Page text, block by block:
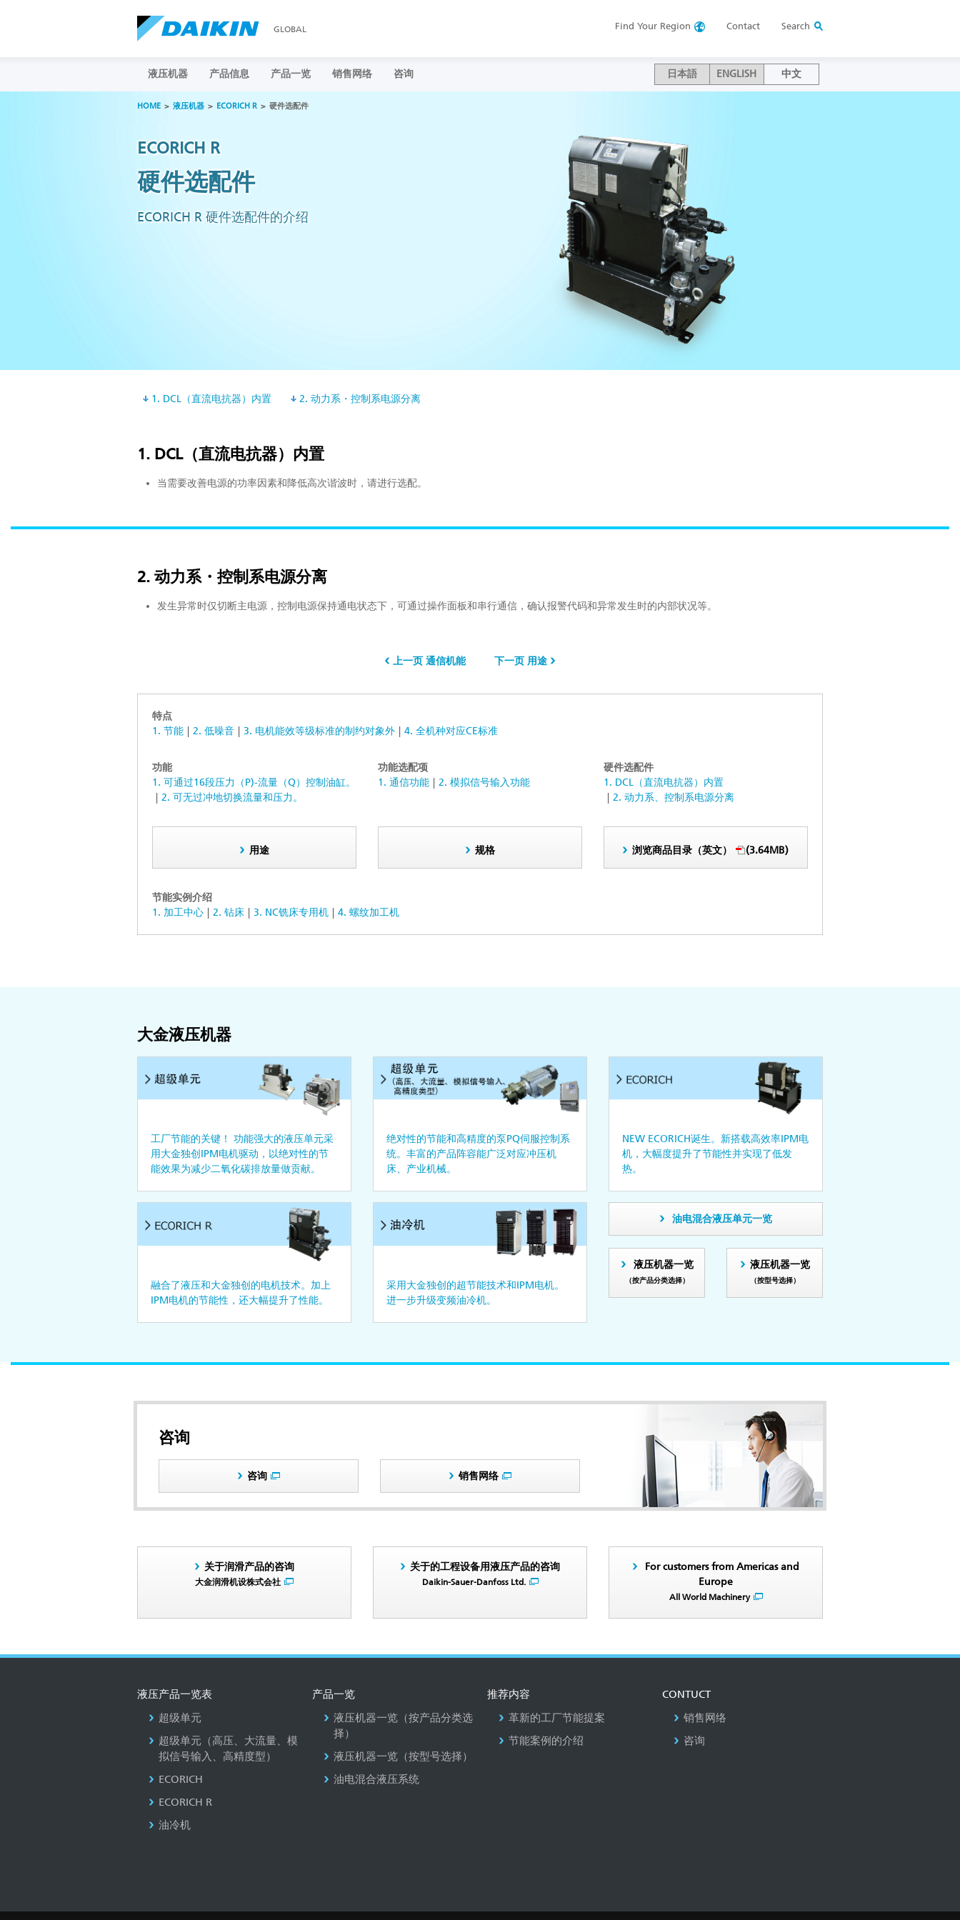
GLOBAL Find Your Region Contact Search
液压机器 产品信息 产品一览 销售网络 咨询 日本語 ENGLISH 中文
HOME 液压机器 ECORICH R 硬件选配件
ECORICH R
硬件选配件
ECORICH R 硬件选配件的介绍
1. DCL（直流电抗器）内置 2. 动力系・控制系电源分离
1. DCL（直流电抗器）内置
当需要改善电源的功率因素和降低高次谐波时，请进行选配。
2. 动力系・控制系电源分离
发生异常时仅切断主电源，控制电源保持通电状态下，可通过操作面板和串行通信，确认报警代码和异常发生时的内部状况等。
上一页 通信机能 下一页 用途
特点
1. 节能
2. 低噪音 3. 电机能效等级标准的制约对象外 4. 全机种对应CE标准
功能
1. 可通过16段压力（P)-流量（Q）控制油缸。
2. 可无过冲地切换流量和压力。
功能选配项
1. 通信功能
2. 模拟信号输入功能
硬件选配件
1. DCL（直流电抗器）内置
2. 动力系、控制系电源分离
用途 规格 浏览商品目录（英文） (3.64MB)
节能实例介绍
1. 加工中心
2. 钻床 3. NC铣床专用机 4. 螺纹加工机
大金液压机器
工厂节能的关键！ 功能强大的液压单元采
用大金独创IPM电机驱动，以绝对性的节
能效果为减少二氧化碳排放量做贡献。
绝对性的节能和高精度的泵PQ伺服控制系
统。丰富的产品阵容能广泛对应冲压机
床、产业机械。
NEW ECORICH诞生。新搭载高效率IPM电
机，大幅度提升了节能性并实现了低发
热。
融合了液压和大金独创的电机技术。加上
IPM电机的节能性，还大幅提升了性能。
采用大金独创的超节能技术和IPM电机。
进一步升级变频油冷机。
油电混合液压单元一览
液压机器一览
（按产品分类选择）
液压机器一览
（按型号选择）
咨询
咨询 销售网络
关于润滑产品的咨询
大金润滑机设株式会社
关于的工程设备用液压产品的咨询
Daikin-Sauer-Danfoss Ltd.
For customers from Americas and
Europe
All World Machinery
液压产品一览表
超级单元
超级单元（高压、大流量、模
拟信号输入、高精度型）
ECORICH
ECORICH R
油冷机
产品一览
液压机器一览（按产品分类选
择）
液压机器一览（按型号选择）
油电混合液压系统
推荐内容
革新的工厂节能提案
节能案例的介绍
CONTUCT
销售网络
咨询